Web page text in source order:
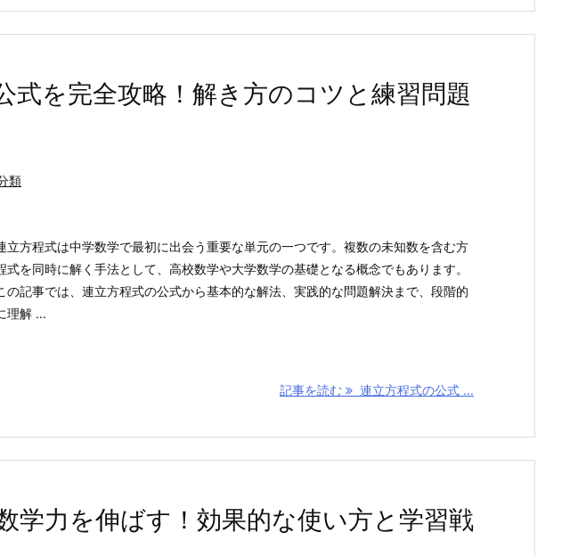
式を完全攻略！解き方のコツと練習問題
類
立方程式は中学数学で最初に出会う重要な単元の一つです。複数の未知数を含む方
式を同時に解く手法として、高校数学や大学数学の基礎となる概念でもあります。
の記事では、連立方程式の公式から基本的な解法、実践的な問題解決まで、段階的
理解 ...
記事を読む 連立方程式の公式 ...
学力を伸ばす！効果的な使い方と学習戦